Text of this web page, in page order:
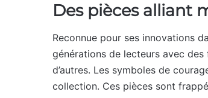
Des pièces alliant
Reconnue pour ses innovations
générations de lecteurs avec des
d’autres. Les symboles de
collection. Ces pièces sont